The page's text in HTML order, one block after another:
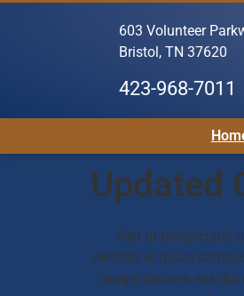
603 Volunteer
Bristol, TN 37620
423-968-7011
Updated
Sed ut perspiciatis
veritatis et quasi
magni dolores eos